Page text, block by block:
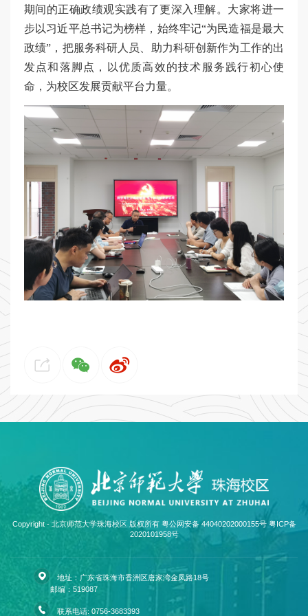
期间的正确政绩观实践有了更深入理解。大家将进一
步以习近平总书记为榜样，始终牢记“为民造福是最大
政绩”，把服务科研人员、助力科研创新作为工作的出
发点和落脚点，以优质高效的技术服务践行初心使
命，为校区发展贡献平台力量。
Copyright - 北京师范大学珠海校区 版权所有 粤公网安备 44040202000155号 粤ICP备
2020101958号
地址：广东省珠海市香洲区唐家湾金凤路18号
邮编：519087
联系电话: 0756-3683393